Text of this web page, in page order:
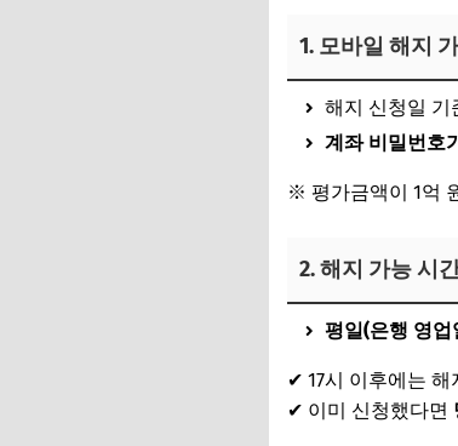
1. 모바일 해지
해지 신청일 기
계좌 비밀번호
※ 평가금액이 1억
2. 해지 가능 시
평일(은행 영업
✔ 17시 이후에는 해
✔ 이미 신청했다면